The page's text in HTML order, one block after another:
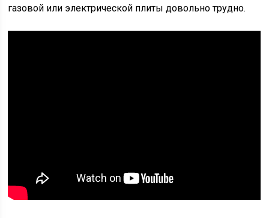
газовой или электрической плиты довольно трудно.